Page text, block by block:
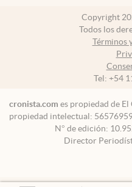
Copyright
Todos los
Términos
Tel: +54
cronista.com es propiedad de
propiedad intelectual:
N° de edición:
Director